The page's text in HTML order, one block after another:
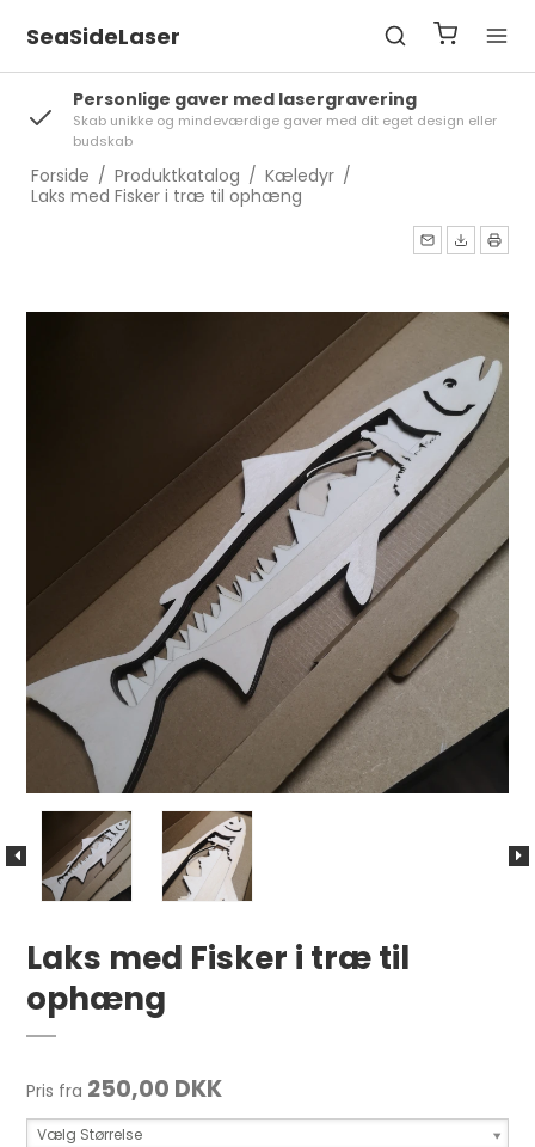
SeaSideLaser
Personlige gaver med lasergravering
Skab unikke og mindeværdige gaver med dit eget design eller
budskab
Forside / Produktkatalog / Kæledyr /
Laks med Fisker i træ til ophæng
Laks med Fisker i træ til
ophæng
Pris fra 250,00 DKK
Vælg Størrelse